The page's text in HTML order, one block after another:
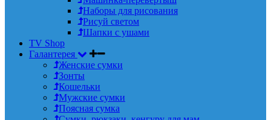
Наборы для рисования
Рисуй светом
Шапки с ушами
TV Shop
Галантерея
Женские сумки
Зонты
Кошельки
Мужские сумки
Поясная сумка